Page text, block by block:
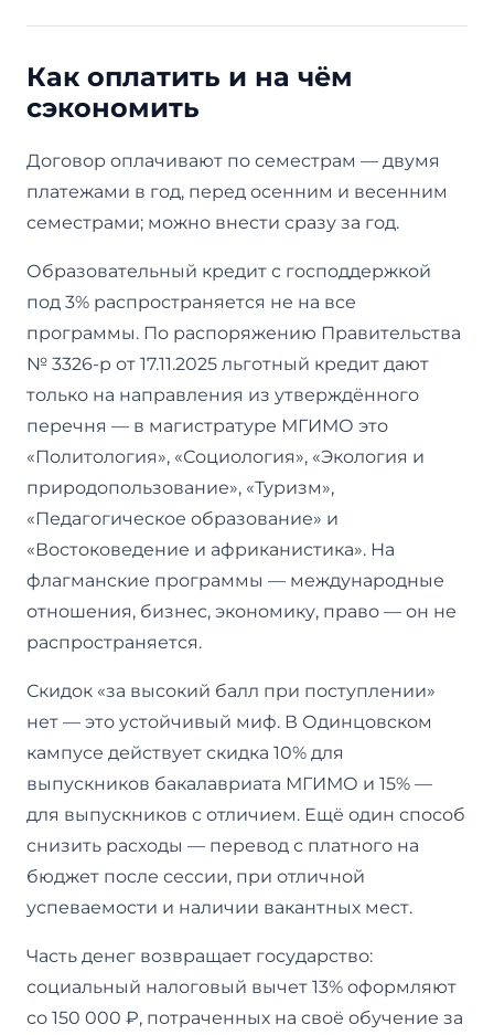
Как оплатить и на чём
сэкономить
Договор оплачивают по семестрам — двумя
платежами в год, перед осенним и весенним
семестрами; можно внести сразу за год.
Образовательный кредит с господдержкой
под 3% распространяется не на все
программы. По распоряжению Правительства
№ 3326-р от 17.11.2025 льготный кредит дают
только на направления из утверждённого
перечня — в магистратуре МГИМО это
«Политология», «Социология», «Экология и
природопользование», «Туризм»,
«Педагогическое образование» и
«Востоковедение и африканистика». На
флагманские программы — международные
отношения, бизнес, экономику, право — он не
распространяется.
Скидок «за высокий балл при поступлении»
нет — это устойчивый миф. В Одинцовском
кампусе действует скидка 10% для
выпускников бакалавриата МГИМО и 15% —
для выпускников с отличием. Ещё один способ
снизить расходы — перевод с платного на
бюджет после сессии, при отличной
успеваемости и наличии вакантных мест.
Часть денег возвращает государство:
социальный налоговый вычет 13% оформляют
со 150 000 ₽, потраченных на своё обучение за